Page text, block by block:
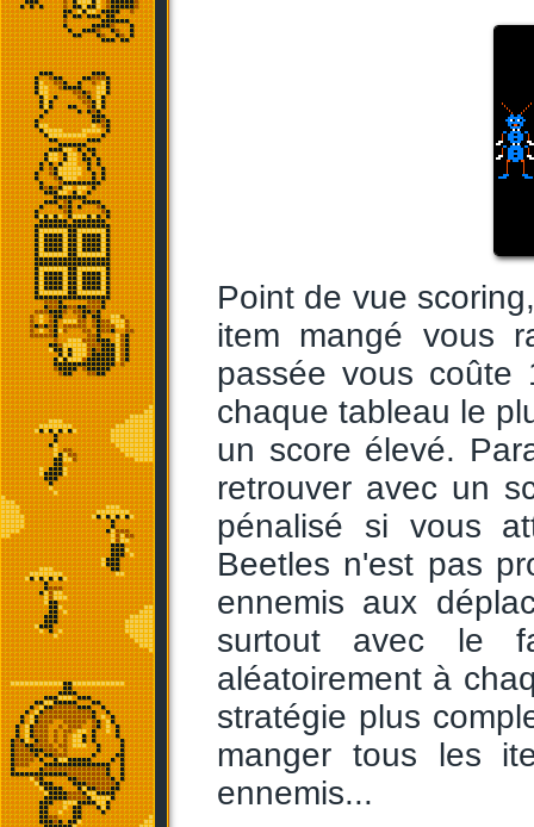
Point de vue
item mangé vous
passée vous coûte
chaque tableau le
un score élevé.
retrouver avec un
pénalisé si vous
Beetles n'est pas
ennemis aux
surtout avec le
aléatoirement à
stratégie plus
manger tous les
ennemis...